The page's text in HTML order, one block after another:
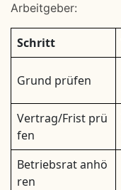
Arbeitgeber:
Schritt
Grund prüfen
Vertrag/Frist prü
fen
Betriebsrat anhö
ren